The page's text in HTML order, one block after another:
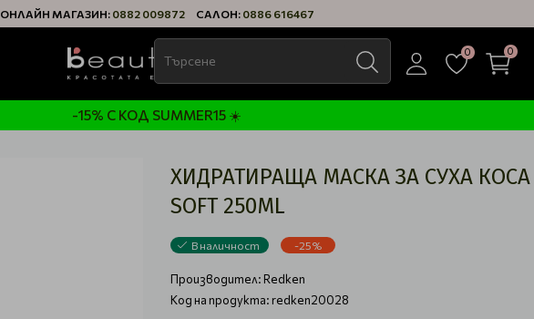
ОНЛАЙН МАГАЗИН: 0882 009872 САЛОН: 0886 616467
0 0
-15% С КОД SUMMER15 ☀️
ХИДРАТИРАЩА МАСКА ЗА СУХА КОСА
SOFT 250ML
В наличност -25%
Производител:Redken
Код на продукта: redken20028